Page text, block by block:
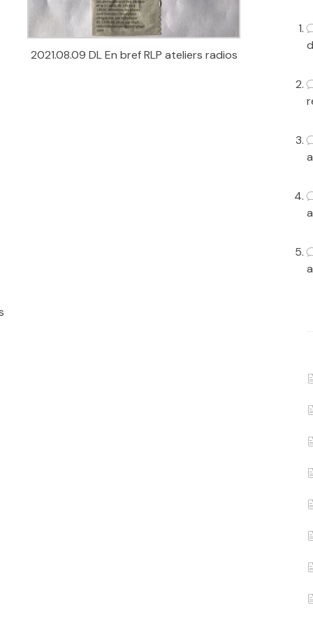
2021.08.09 DL En bref RLP ateliers radios